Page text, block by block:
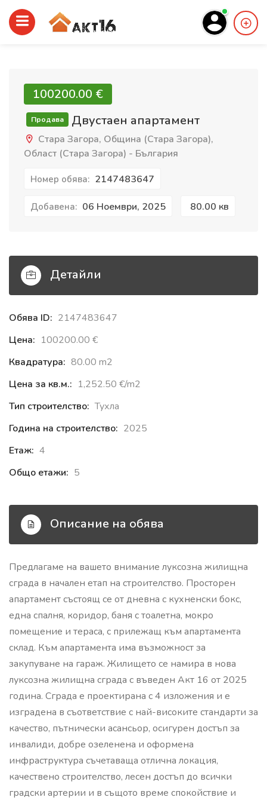
100200.00 €‎
Продава Двустаен апартамент
Стара Загора, Община (Стара Загора),
Област (Стара Загора) - България
Номер обява: 2147483647
Добавена: 06 Ноември, 2025 80.00 кв
Детайли
Обява ID: 2147483647
Цена: 100200.00 €‎
Квадратура: 80.00 m2
Цена за кв.м.: 1,252.50 €‎/m2
Тип строителство: Тухла
Година на строителство: 2025
Етаж: 4
Общо етажи: 5
Описание на обява
Предлагаме на вашето внимание луксозна жилищна
сграда в начален етап на строителство. Просторен
апартамент състоящ се от дневна с кухненски бокс,
една спалня, коридор, баня с тоалетна, мокро
помещение и тераса, с прилежащ към апартамента
склад. Към апартамента има възможност за
закупуване на гараж. Жилището се намира в нова
луксозна жилищна сграда с въведен Акт 16 от 2025
година. Сграда е проектирана с 4 изложения и е
изградена в съответствие с най-високите стандарти за
качество, пътнически асансьор, осигурен достъп за
инвалиди, добре озеленена и оформена
инфраструктура съчетаваща отлична локация,
качествено строителство, лесен достъп до всички
градски артерии и в същото време спокойствие и